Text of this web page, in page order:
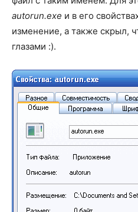
autorun.exe и в его
изменение, а также скрыл,
глазами :).